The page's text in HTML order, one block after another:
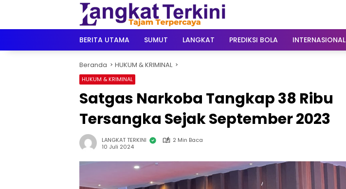
BERITA UTAMA
SUMUT LANGKAT PREDIKSI BOLA INTERNASIONAL
Beranda HUKUM & KRIMINAL
HUKUM & KRIMINAL
Satgas Narkoba Tangkap 38 Ribu
Tersangka Sejak September 2023
LANGKAT TERKINI
2 Min Baca
10 Juli 2024